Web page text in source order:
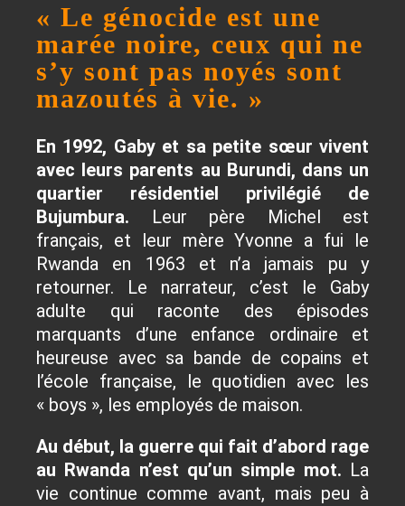
« Le génocide est une
marée noire, ceux qui ne
s’y sont pas noyés sont
mazoutés à vie. »
En 1992, Gaby et sa petite sœur vivent
avec leurs parents au Burundi, dans un
quartier résidentiel privilégié de
Bujumbura.
Leur père Michel est
français, et leur mère Yvonne a fui le
Rwanda en 1963 et n’a jamais pu y
retourner. Le narrateur, c’est le Gaby
adulte qui raconte des épisodes
marquants d’une enfance ordinaire et
heureuse avec sa bande de copains et
l’école française, le quotidien avec les
« boys », les employés de maison.
Au début, la guerre qui fait d’abord rage
au Rwanda n’est qu’un simple mot. La
vie continue comme avant, mais peu à